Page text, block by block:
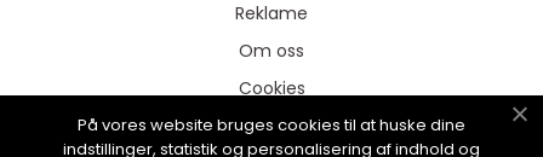
Reklame
Om oss
Cookies
Kontakt Oss
På vores website bruges cookies til at huske dine
indstillinger, statistik og personalisering af indhold og